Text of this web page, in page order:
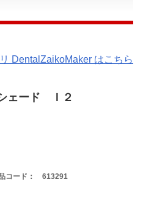
DentalZaikoMaker はこちら
ェード Ｉ２
ード： 613291